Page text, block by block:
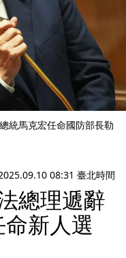
統馬克宏任命國防部長勒
08:31 臺北時間
總理遞辭
新人選